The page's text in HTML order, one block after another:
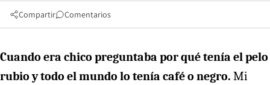
Compartir Comentarios
Cuando era chico preguntaba por qué tenía el pelo
rubio y todo el mundo lo tenía café o negro. Mi